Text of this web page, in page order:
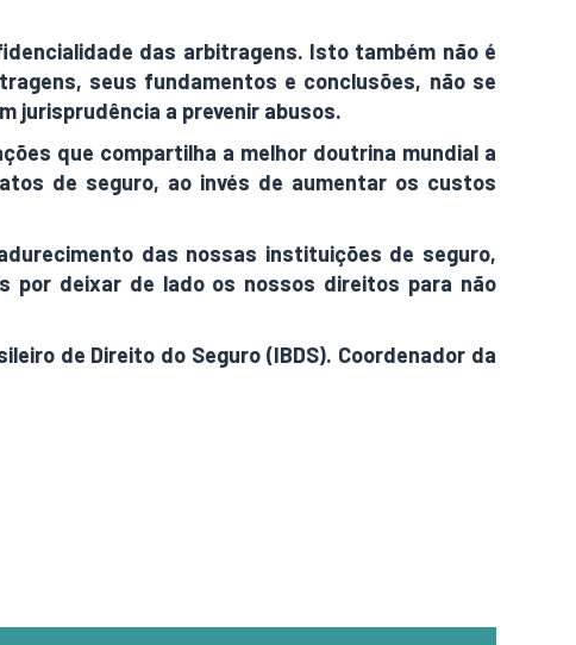
das arbitragens. Isto também não é
seus fundamentos e conclusões, não se
jurisprudência a prevenir abusos.
que compartilha a melhor doutrina mundial a
de seguro, ao invés de aumentar os custos
das nossas instituições de seguro,
por deixar de lado os nossos direitos para não
de Direito do Seguro (IBDS). Coordenador da